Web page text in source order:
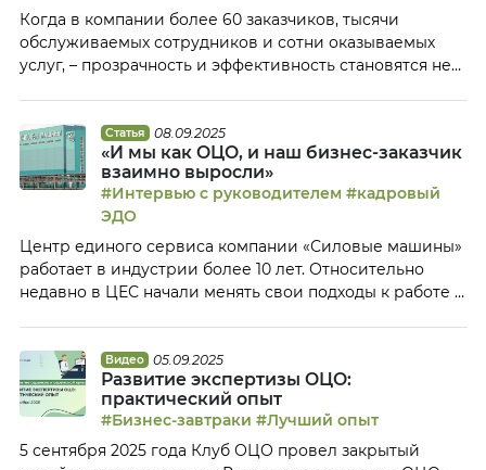
Когда в компании более 60 заказчиков, тысячи
обслуживаемых сотрудников и сотни оказываемых
услуг, – прозрачность и эффективность становятся не
учитывает трудозатраты сотрудников ОЦО, но и
показывает реальную производительность каждого.
Юлия Буренкова, директор по процессным сервисам,
и Ольга Дубровская, начальник управления
эффективности деятельности, […]
Статья 08.09.2025
«И мы как ОЦО, и наш бизнес-заказчик
взаимно выросли»
#Интервью с руководителем #кадровый
ЭДО
Центр единого сервиса компании «Силовые машины»
работает в индустрии более 10 лет. Относительно
недавно в ЦЕС начали менять свои подходы к работе с
рассказала Клубу ОЦО, с чем это было связано, каким
образом они перестраивают мышление сотрудников
и как будет выглядеть идеальный ОЦО в ближайшие
Видео 05.09.2025
Развитие экспертизы ОЦО:
практический опыт
#Бизнес-завтраки #Лучший опыт
5 сентября 2025 года Клуб ОЦО провел закрытый